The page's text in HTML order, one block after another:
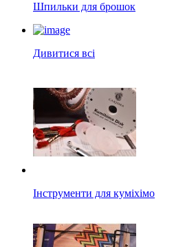
Шпильки для брошок
Дивитися всі
Інструменти для куміхімо